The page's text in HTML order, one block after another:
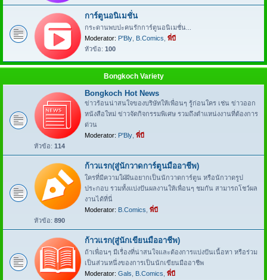
การ์ตูนอนิเมชั่น
กระดานพบปะคนรักการ์ตูนอนิเมชั่น...
Moderator: P'Bly B.Comics พี่บี
หัวข้อ: 100
Bongkoch Variety
Bongkoch Hot News
ข่าวร้อนน่าสนใจของบริษัทให้เพื่อนๆ รู้ก่อนใคร เช่น ข่าวออก
หนังสือใหม่ ข่าวจัดกิจกรรมพิเศษ รวมถึงตำแหน่งงานที่ต้องการ
ด่วน
Moderator: P'Bly พี่บี
หัวข้อ: 114
ก้าวแรก(สู่นักวาดการ์ตูนมืออาชีพ)
ใครที่มีความใฝ่ฝันอยากเป็นนักวาดการ์ตูน หรือนักวาดรูป
ประกอบ รวมทั้งแบ่งปันผลงานให้เพื่อนๆ ชมกัน สามารถโชว์ผล
งานได้ที่นี่
Moderator: B.Comics พี่บี
หัวข้อ: 890
ก้าวแรก(สู่นักเขียนมืออาชีพ)
ถ้าเพื่อนๆ มีเรื่องที่น่าสนใจและต้องการแบ่งปันเนื้อหา หรือร่วม
เป็นส่วนหนึ่งของการเป็นนักเขียนมืออาชีพ
Moderator: Gals B.Comics พี่บี